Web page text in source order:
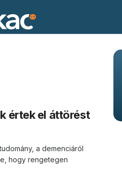
értek el áttörést
a demenciáról
hogy rengetegen